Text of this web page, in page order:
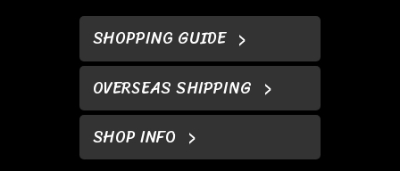
SHOPPING GUIDE
OVERSEAS SHIPPING
SHOP INFO